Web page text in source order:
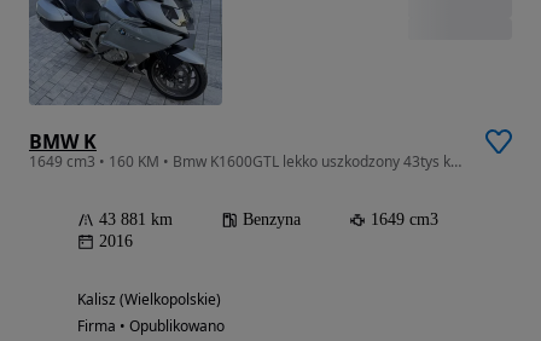
BMW K
1649 cm3 • 160 KM • Bmw K1600GTL lekko uszkodzony 43tys km 2016r K1600GT k 1600 gtl
43 881 km Benzyna
1649 cm3
2016
Kalisz (Wielkopolskie)
Firma • Opublikowano